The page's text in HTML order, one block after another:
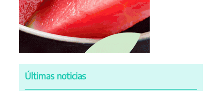
Últimas noticias